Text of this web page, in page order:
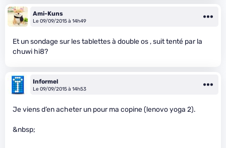
Ami-Kuns
Le 09/09/2015 à 14h49
Et un sondage sur les tablettes à double os , suit tenté par la
chuwi hi8?
Informel
Le 09/09/2015 à 14h53
Je viens d’en acheter un pour ma copine (lenovo yoga 2).
&nbsp;